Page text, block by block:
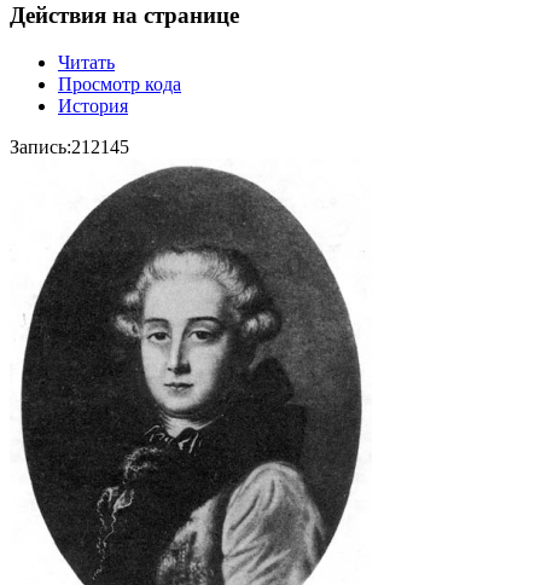
Действия на странице
Читать
Просмотр кода
История
Запись:212145